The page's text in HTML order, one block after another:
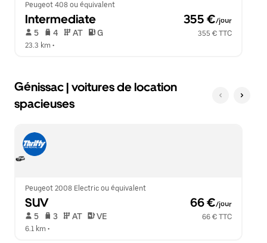
Peugeot 408 ou équivalent
Intermediate 355 €/jour
5 4 AT G
355 € TTC
23.3 km •
Génissac | voitures de location
spacieuses
Peugeot 2008 Electric ou équivalent
SUV 66 €/jour
5 3 AT VE
66 € TTC
6.1 km •